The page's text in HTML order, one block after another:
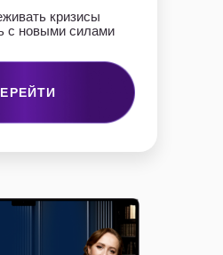
кризисы
с новыми силами